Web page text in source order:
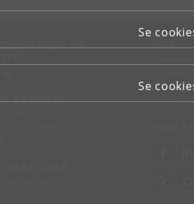
Se
Se
OG
KARRIERE
WEB